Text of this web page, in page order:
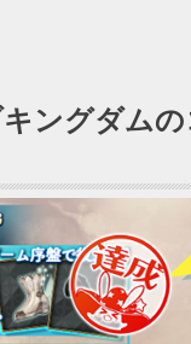
ングダム